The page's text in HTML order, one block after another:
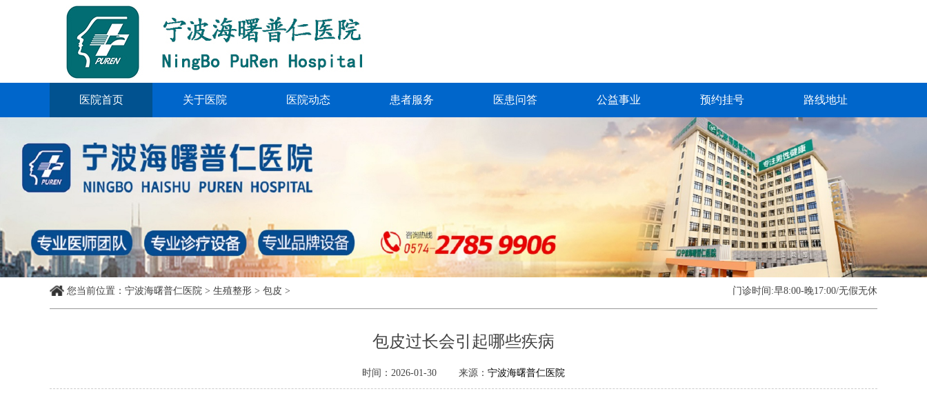
医院首页 关于医院 医院动态 患者服务 医患问答 公益事业 预约挂号 路线地址
您当前位置 ： 宁波海曙普仁医院 > 生殖整形 > 包皮 > 门诊时间:早8:00-晚17:00/无假无休
包皮过长会引起哪些疾病
时间：2026-01-30 来源： 宁波海曙普仁医院